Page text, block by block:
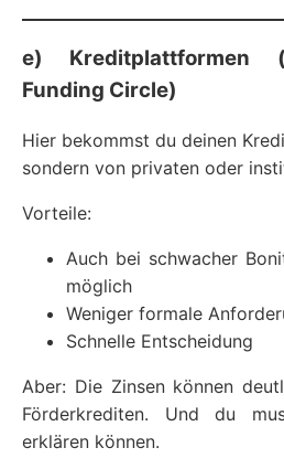
e) Kreditplattformen
Funding Circle)
Hier bekommst du deinen
sondern von privaten oder
Vorteile:
Auch bei schwacher
möglich
Weniger formale
Schnelle Entscheidung
Aber: Die Zinsen können
Förderkrediten. Und du
erklären können.